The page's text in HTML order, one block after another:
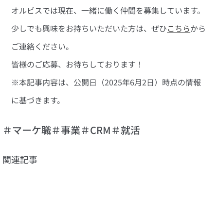
オルビスでは現在、一緒に働く仲間を募集しています。
少しでも興味をお持ちいただいた方は、ぜひこちらから
ご連絡ください。
皆様のご応募、お待ちしております！
※本記事内容は、公開日（2025年6月2日）時点の情報
に基づきます。
＃マーケ職＃事業＃CRM＃就活
関連記事